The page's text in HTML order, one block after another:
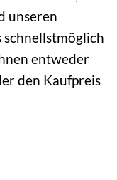
unseren
entweder
den Kaufpreis